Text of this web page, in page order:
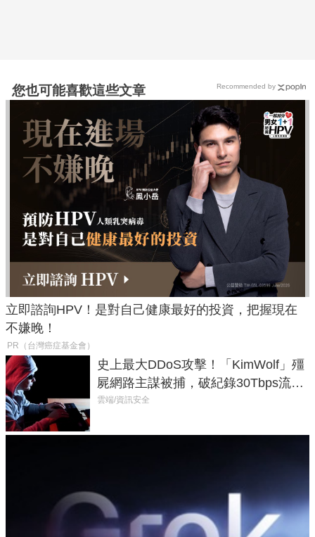
您也可能喜歡這些文章
立即諮詢HPV！是對自己健康最好的投資，把握現在
不嫌晚！
PR（台灣癌症基金會）
史上最大DDoS攻擊！「KimWolf」殭
屍網路主謀被捕，破紀錄30Tbps流量
癱瘓全球！
雲端/資訊安全
Recommended by